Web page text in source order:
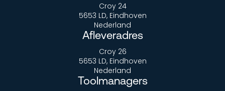
Croy 24
5653 LD, Eindhoven
Nederland
Afleveradres
Croy 26
5653 LD, Eindhoven
Nederland
Toolmanagers